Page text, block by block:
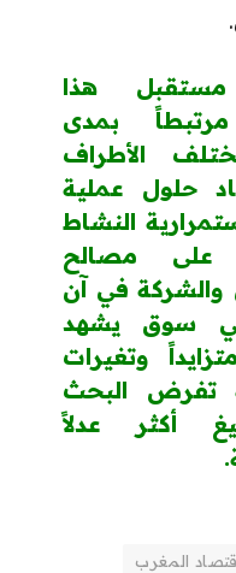
هذا
بمدى
الأطراف
حلول عملية
النشاط
على مصالح
والشركة في آن
سوق يشهد
وتغيرات
تفرض البحث
أكثر عدلاً
المغرب